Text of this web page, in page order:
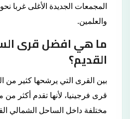
المجمعات الجديدة الأغلى غربا
والعلمين.
ما هي افضل قرى
القديم؟
بين القرى التي يرشحها كثير من
قرى فرجينيا، لأنها تقدم أكثر
مختلفة داخل الساحل الشمالي